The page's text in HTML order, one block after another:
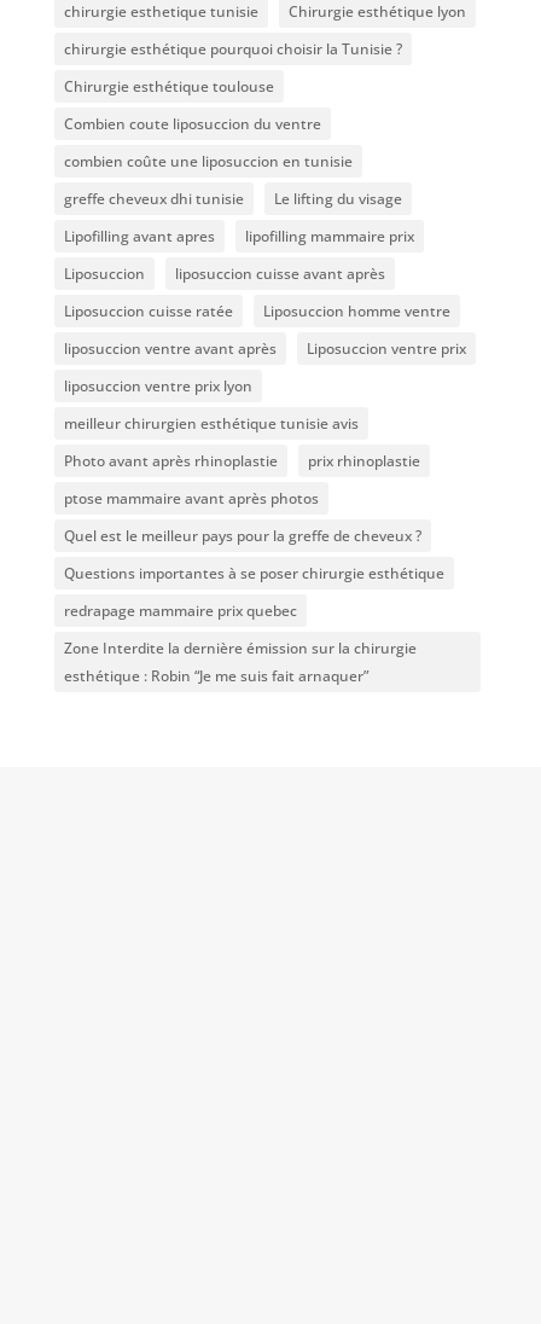
chirurgie esthetique tunisie
Chirurgie esthétique lyon
chirurgie esthétique pourquoi choisir la Tunisie ?
Chirurgie esthétique toulouse
Combien coute liposuccion du ventre​
combien coûte une liposuccion en tunisie
greffe cheveux dhi tunisie
Le lifting du visage
Lipofilling avant apres
lipofilling mammaire prix
Liposuccion
liposuccion cuisse avant après
Liposuccion cuisse ratée
Liposuccion homme ventre
liposuccion ventre avant après
Liposuccion ventre prix
liposuccion ventre prix lyon
meilleur chirurgien esthétique tunisie avis
Photo avant après rhinoplastie
prix rhinoplastie
ptose mammaire avant après photos
Quel est le meilleur pays pour la greffe de cheveux ?
Questions importantes à se poser chirurgie esthétique
redrapage mammaire prix quebec
Zone Interdite la dernière émission sur la chirurgie
esthétique : Robin “Je me suis fait arnaquer”